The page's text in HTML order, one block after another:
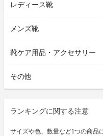
レディース靴
メンズ靴
靴ケア用品・アクセサリー
その他
ランキングに関する注意
サイズや色、数量など1つの商品